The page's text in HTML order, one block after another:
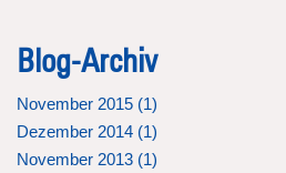
Blog-Archiv
November 2015 (1)
Dezember 2014 (1)
November 2013 (1)